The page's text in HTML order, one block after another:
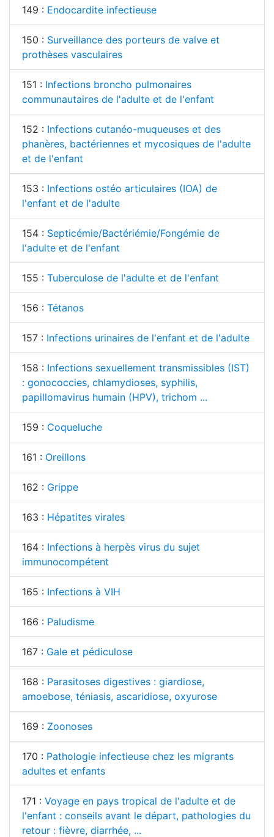
149 : Endocardite infectieuse
150 : Surveillance des porteurs de valve et
prothèses vasculaires
151 : Infections broncho pulmonaires
communautaires de l'adulte et de l'enfant
152 : Infections cutanéo-muqueuses et des
phanères, bactériennes et mycosiques de l'adulte
et de l'enfant
153 : Infections ostéo articulaires (IOA) de
l'enfant et de l'adulte
154 : Septicémie/Bactériémie/Fongémie de
l'adulte et de l'enfant
155 : Tuberculose de l'adulte et de l'enfant
156 : Tétanos
157 : Infections urinaires de l'enfant et de l'adulte
158 : Infections sexuellement transmissibles (IST)
: gonococcies, chlamydioses, syphilis,
papillomavirus humain (HPV), trichom ...
159 : Coqueluche
161 : Oreillons
162 : Grippe
163 : Hépatites virales
164 : Infections à herpès virus du sujet
immunocompétent
165 : Infections à VIH
166 : Paludisme
167 : Gale et pédiculose
168 : Parasitoses digestives : giardiose,
amoebose, téniasis, ascaridiose, oxyurose
169 : Zoonoses
170 : Pathologie infectieuse chez les migrants
adultes et enfants
171 : Voyage en pays tropical de l'adulte et de
l'enfant : conseils avant le départ, pathologies du
retour : fièvre, diarrhée, ...